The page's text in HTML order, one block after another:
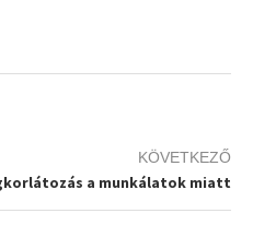
KÖVETKEZŐ
a munkálatok miatt